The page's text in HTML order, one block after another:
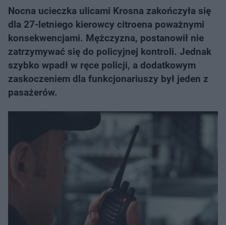
Nocna ucieczka ulicami Krosna zakończyła się
dla 27-letniego kierowcy citroena poważnymi
konsekwencjami. Mężczyzna, postanowił nie
zatrzymywać się do policyjnej kontroli. Jednak
szybko wpadł w ręce policji, a dodatkowym
zaskoczeniem dla funkcjonariuszy był jeden z
pasażerów.